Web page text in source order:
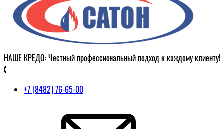
НАШЕ КРЕДО: Честный профессиональный подход к каждому клиенту!
+7 [8482] 76-65-00